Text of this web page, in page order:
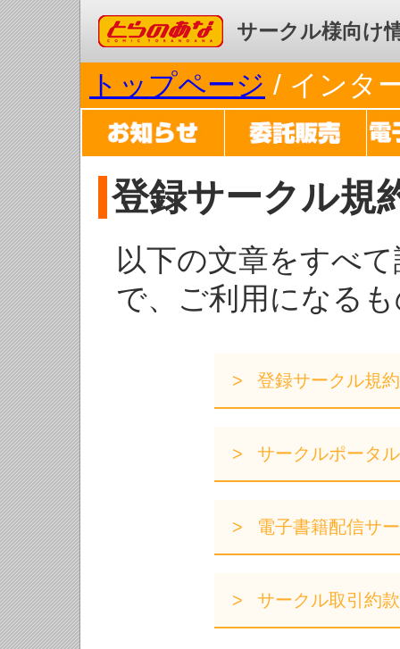
コミックとらのあな サークル様向け
トップページ / インタ
登録サークル規
以下の文章をすべ
で、ご利用になる
登録サークル規約
サークルポータ
電子書籍配信サ
サークル取引約款